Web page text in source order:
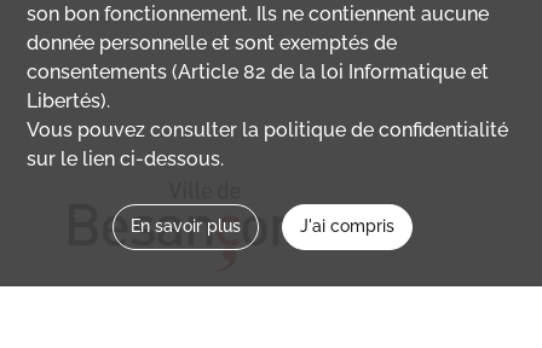
son bon fonctionnement. Ils ne contiennent aucune
donnée personnelle et sont exemptés de
consentements (Article 82 de la loi Informatique et
Libertés).
Vous pouvez consulter la politique de confidentialité
sur le lien ci-dessous.
En savoir plus J'ai compris